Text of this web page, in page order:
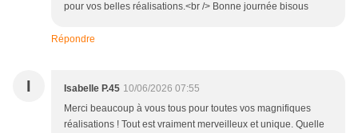
pour vos belles réalisations.<br /> Bonne journée bisous
Répondre
I Isabelle P.45 10/06/2026 07:55
Merci beaucoup à vous tous pour toutes vos magnifiques
réalisations ! Tout est vraiment merveilleux et unique. Quelle